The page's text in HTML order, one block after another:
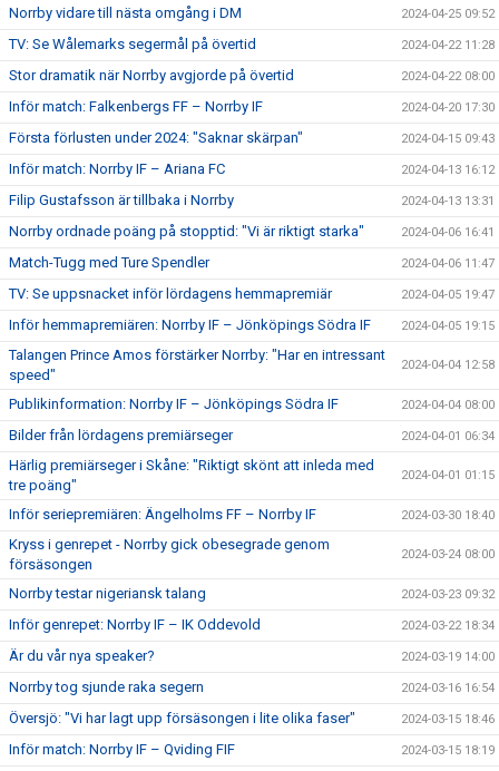
Norrby vidare till nästa omgång i DM 2024-04-25 09:52
TV: Se Wålemarks segermål på övertid 2024-04-22 11:28
Stor dramatik när Norrby avgjorde på övertid 2024-04-22 08:00
Inför match: Falkenbergs FF – Norrby IF 2024-04-20 17:30
Första förlusten under 2024: "Saknar skärpan" 2024-04-15 09:43
Inför match: Norrby IF – Ariana FC 2024-04-13 16:12
Filip Gustafsson är tillbaka i Norrby 2024-04-13 13:31
Norrby ordnade poäng på stopptid: "Vi är riktigt starka" 2024-04-06 16:41
Match-Tugg med Ture Spendler 2024-04-06 11:47
TV: Se uppsnacket inför lördagens hemmapremiär 2024-04-05 19:47
Inför hemmapremiären: Norrby IF – Jönköpings Södra IF 2024-04-05 19:15
Talangen Prince Amos förstärker Norrby: "Har en intressant
speed"
2024-04-04 12:58
Publikinformation: Norrby IF – Jönköpings Södra IF 2024-04-04 08:00
Bilder från lördagens premiärseger 2024-04-01 06:34
Härlig premiärseger i Skåne: "Riktigt skönt att inleda med
tre poäng"
2024-04-01 01:15
Inför seriepremiären: Ängelholms FF – Norrby IF 2024-03-30 18:40
Kryss i genrepet - Norrby gick obesegrade genom
försäsongen
2024-03-24 08:00
Norrby testar nigeriansk talang 2024-03-23 09:32
Inför genrepet: Norrby IF – IK Oddevold 2024-03-22 18:34
Är du vår nya speaker? 2024-03-19 14:00
Norrby tog sjunde raka segern 2024-03-16 16:54
Översjö: "Vi har lagt upp försäsongen i lite olika faser" 2024-03-15 18:46
Inför match: Norrby IF – Qviding FIF 2024-03-15 18:19